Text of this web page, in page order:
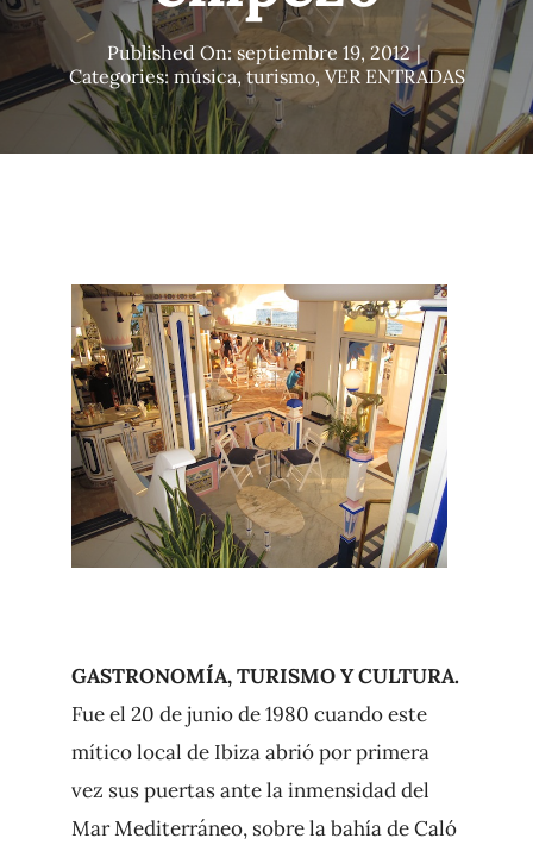
Blog
Published On: septiembre 19, 2012 |
Categories: música,turismo, VER ENTRADAS
GASTRONOMÍA, TURISMO Y CULTURA.
Fue el 20 de junio de 1980 cuando este
mítico local de Ibiza abrió por primera
vez sus puertas ante la inmensidad del
Mar Mediterráneo, sobre la bahía de Caló